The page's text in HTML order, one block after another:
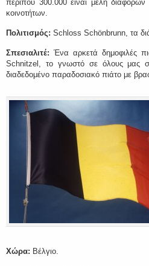
περίπου 300.000 είναι μέλη
κοινοτήτων.
Πολιτισμός: Schloss Schönbrunn, τα
Σπεσιαλιτέ: Ένα αρκετά δημοφιλές
Schnitzel, το γνωστό σε όλους μας
διαδεδομένο παραδοσιακό πιάτο με
Χώρα: Βέλγιο.